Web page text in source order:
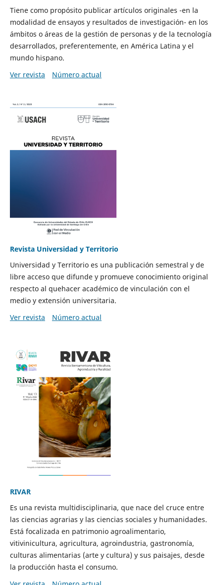
Tiene como propósito publicar artículos originales -en la
modalidad de ensayos y resultados de investigación- en los
ámbitos o áreas de la gestión de personas y de la tecnología
desarrollados, preferentemente, en América Latina y el
mundo hispano.
Ver revista
Número actual
Revista Universidad y Territorio
Universidad y Territorio es una publicación semestral y de
libre acceso que difunde y promueve conocimiento original
respecto al quehacer académico de vinculación con el
medio y extensión universitaria.
Ver revista
Número actual
RIVAR
Es una revista multidisciplinaria, que nace del cruce entre
las ciencias agrarias y las ciencias sociales y humanidades.
Está focalizada en patrimonio agroalimentario,
vitivinicultura, agricultura, agroindustria, gastronomía,
culturas alimentarias (arte y cultura) y sus paisajes, desde
la producción hasta el consumo.